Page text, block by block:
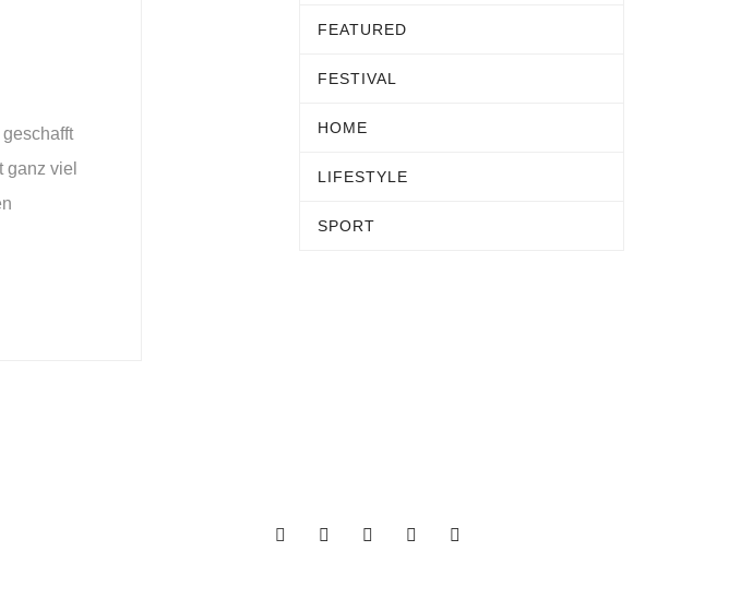
viel
FEATURED
FESTIVAL
HOME
LIFESTYLE
SPORT